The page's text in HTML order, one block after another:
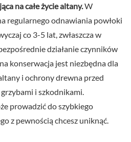
na całe życie altany.W
regularnego odnawiania powłoki
co 3-5 lat, zwłaszcza w
działanie czynników
konserwacja jest niezbędna dla
i ochrony drewna przed
i szkodnikami.
prowadzić do szybkiego
z pewnością chcesz uniknąć.